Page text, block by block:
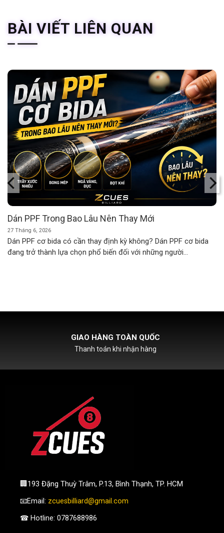
BÀI VIẾT LIÊN QUAN
Dán PPF Trong Bao Lâu Nên Thay Mới
27 Tháng 6, 2026
Dán PPF cơ bida có cần thay định kỳ không? Dán PPF cơ bida
đang trở thành lựa chọn phổ biến đối với những người...
HỖ TRỢ PHÍ SHIPCOD
🏢193 Đặng Thuỳ Trâm, P.13, Bình Thạnh, TP. HCM
📧Email: zcuesbilliard@gmail.com
☎ Hotline: 0787688986